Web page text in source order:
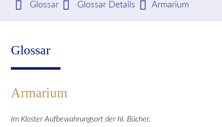
Suchbegriffe SUCHEN
Glossar
Glossar Details Armarium
Glossar
Armarium
Im Kloster Aufbewahrungsort der hl. Bücher.